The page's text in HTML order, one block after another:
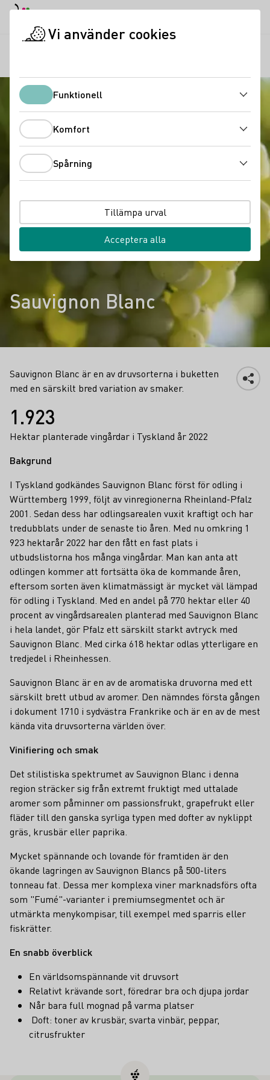
Sauvignon Blanc
Sauvignon Blanc är en av druvsorterna i buketten
med en särskilt bred variation av smaker.
Fakta
1.923
Hektar planterade vingårdar i Tyskland år 2022
Bakgrund
I Tyskland godkändes Sauvignon Blanc först för odling i
Württemberg 1999, följt av vinregionerna Rheinland-Pfalz
2001. Sedan dess har odlingsarealen vuxit kraftigt och har
tredubblats under de senaste tio åren. Med nu omkring 1
923 hektarår 2022 har den fått en fast plats i
utbudslistorna hos många vingårdar. Man kan anta att
odlingen kommer att fortsätta öka de kommande åren,
eftersom sorten även klimatmässigt är mycket väl lämpad
för odling i Tyskland. Med en andel på 770 hektar eller 40
procent av vingårdsarealen planterad med Sauvignon Blanc
i hela landet, gör Pfalz ett särskilt starkt avtryck med
Sauvignon Blanc. Med cirka 618 hektar odlas ytterligare en
tredjedel i Rheinhessen.
Sauvignon Blanc är en av de aromatiska druvorna med ett
särskilt brett utbud av aromer. Den nämndes första gången
i dokument 1710 i sydvästra Frankrike och är en av de mest
kända vita druvsorterna världen över.
Vinifiering och smak
Det stilistiska spektrumet av Sauvignon Blanc i denna
region sträcker sig från extremt fruktigt med uttalade
aromer som påminner om passionsfrukt, grapefrukt eller
fläder till den ganska syrliga typen med dofter av nyklippt
gräs, krusbär eller paprika.
Mycket spännande och lovande för framtiden är den
ökande lagringen av Sauvignon Blancs på 500-liters
tonneau fat. Dessa mer komplexa viner marknadsförs ofta
som "Fumé"-varianter i premiumsegmentet och är
utmärkta menykompisar, till exempel med sparris eller
fiskrätter.
En snabb överblick
En världsomspännande vit druvsort
Relativt krävande sort, föredrar bra och djupa jordar
Når bara full mognad på varma platser
Doft: toner av krusbär, svarta vinbär, peppar,
citrusfrukter
Vi använder cookies
FunktionellFunktionell
Komfort
Spårning
Tillämpa urval
Acceptera alla